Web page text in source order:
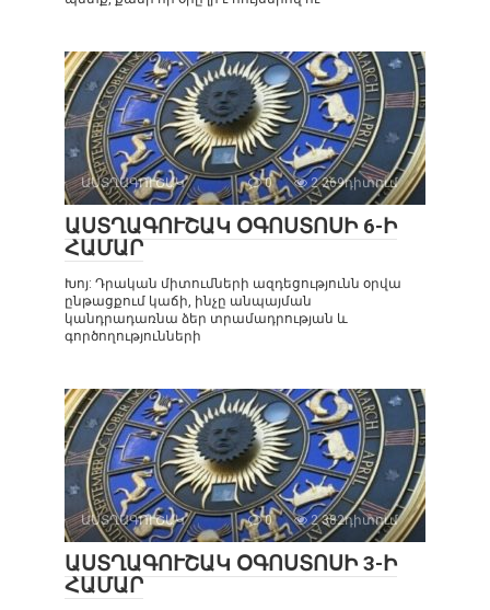
ԱՍՏՂԱԳՈՒՇԱԿ 0 2 269դիտում
ԱՍՏՂԱԳՈՒՇԱԿ ՕԳՈՍՏՈՍԻ 6-Ի
ՀԱՄԱՐ
Խոյ: Դրական միտումների ազդեցությունն օրվա
ընթացքում կաճի, ինչը անպայման
կանդրադառնա ձեր տրամադրության և
գործողությունների
ԱՍՏՂԱԳՈՒՇԱԿ 0 2 382դիտում
ԱՍՏՂԱԳՈՒՇԱԿ ՕԳՈՍՏՈՍԻ 3-Ի
ՀԱՄԱՐ